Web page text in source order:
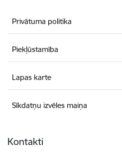
Privātuma politika
Piekļūstamība
Lapas karte
Sīkdatņu izvēles maiņa
Kontakti